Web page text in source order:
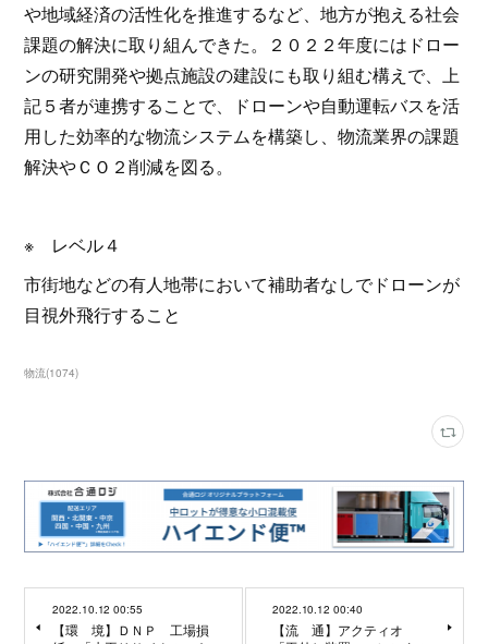
や地域経済の活性化を推進するなど、地方が抱える社会
課題の解決に取り組んできた。２０２２年度にはドロー
ンの研究開発や拠点施設の建設にも取り組む構えで、上
記５者が連携することで、ドローンや自動運転バスを活
用した効率的な物流システムを構築し、物流業界の課題
解決やＣＯ２削減を図る。
※ レベル４
市街地などの有人地帯において補助者なしでドローンが
目視外飛行すること
物流(1074)
2022.10.12 00:55
【環 境】ＤＮＰ 工場損
2022.10.12 00:40
【流 通】アクティオ